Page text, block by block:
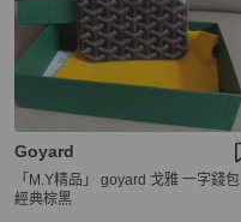
Goyard
「M.Y精品」 goyard 戈雅 一字錢包
經典棕黑